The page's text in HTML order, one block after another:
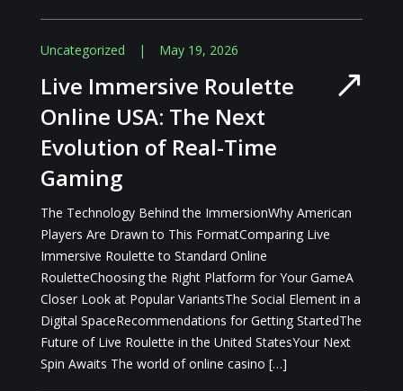
Uncategorized | May 19, 2026
Live Immersive Roulette
Online USA: The Next
Evolution of Real-Time
Gaming
The Technology Behind the ImmersionWhy American
Players Are Drawn to This FormatComparing Live
Immersive Roulette to Standard Online
RouletteChoosing the Right Platform for Your GameA
Closer Look at Popular VariantsThe Social Element in a
Digital SpaceRecommendations for Getting StartedThe
Future of Live Roulette in the United StatesYour Next
Spin Awaits The world of online casino […]